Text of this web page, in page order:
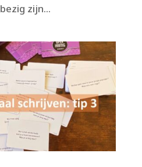
zijn...